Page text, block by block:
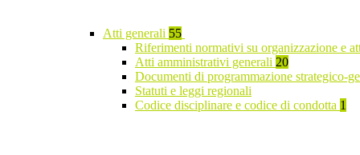
Atti generali 55
Riferimenti normativi su organizzazione e
Atti amministrativi generali 20
Documenti di programmazione strategico-
Statuti e leggi regionali
Codice disciplinare e codice di condotta 1